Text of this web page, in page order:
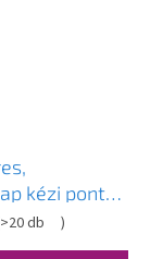
kézi pontos
arany
>20 db )